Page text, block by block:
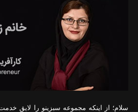
سلام؛ از اینکه مجموعه سبزینو را لایق